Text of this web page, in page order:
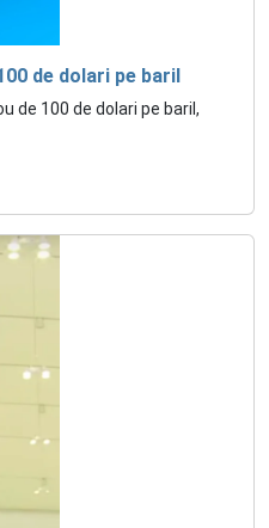
de dolari pe baril
de 100 de dolari pe baril,